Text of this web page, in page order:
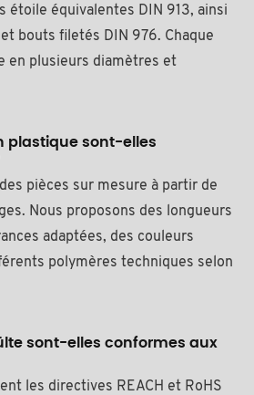
étoile équivalentes DIN 913, ainsi
bouts filetés DIN 976. Chaque
en plusieurs diamètres et
plastique sont-elles
pièces sur mesure à partir de
Nous proposons des longueurs
adaptées, des couleurs
polymères techniques selon
sont-elles conformes aux
les directives REACH et RoHS